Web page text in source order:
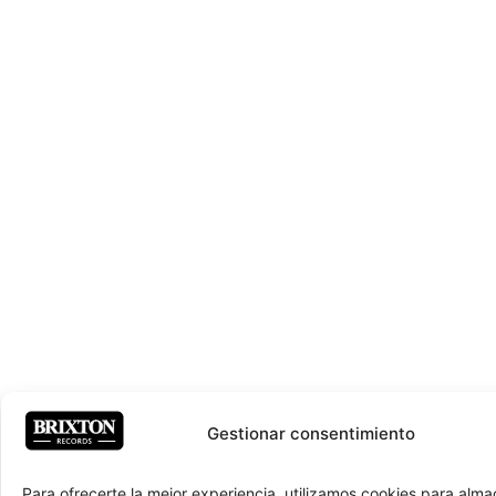
Gestionar consentimiento